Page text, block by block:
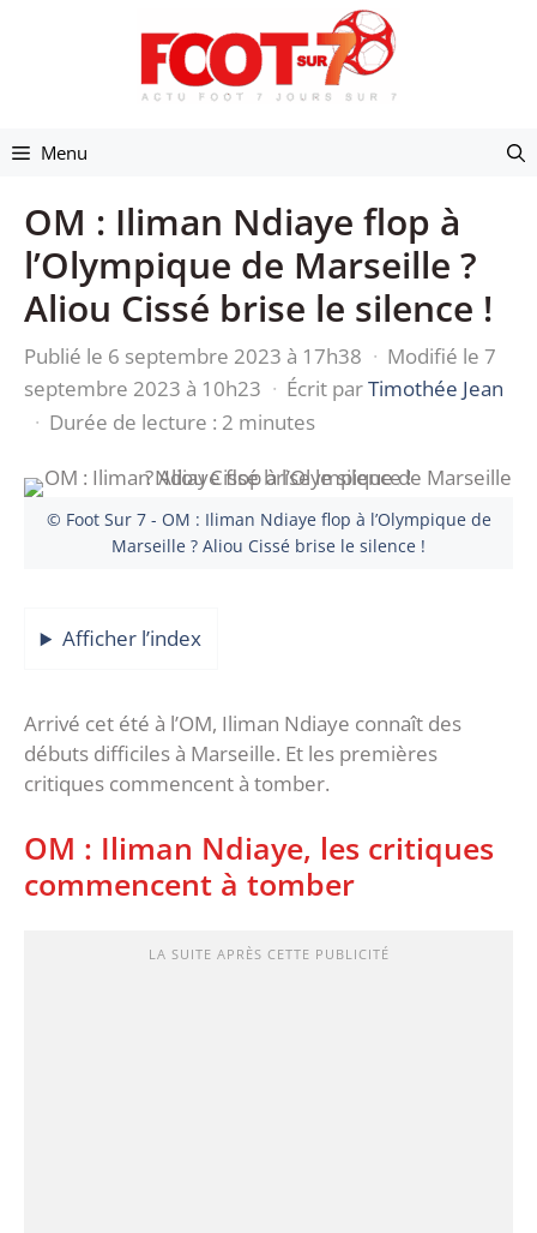
Menu
OM : Iliman Ndiaye flop à
l’Olympique de Marseille ?
Aliou Cissé brise le silence !
Publié le 6 septembre 2023 à 17h38 · Modifié le 7
septembre 2023 à 10h23 · Écrit parTimothée Jean
· Durée de lecture : 2 minutes
© Foot Sur 7 - OM : Iliman Ndiaye flop à l’Olympique de
Marseille ? Aliou Cissé brise le silence !
Afficher l’index
Arrivé cet été à l’OM, Iliman Ndiaye connaît des
débuts difficiles à Marseille. Et les premières
critiques commencent à tomber.
OM : Iliman Ndiaye, les critiques
commencent à tomber
LA SUITE APRÈS CETTE PUBLICITÉ